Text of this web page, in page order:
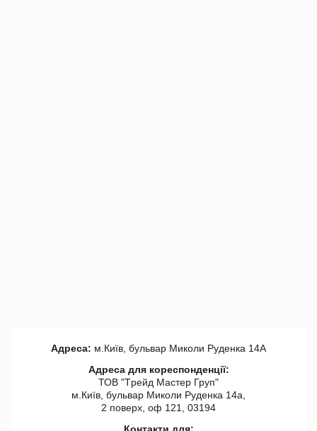
Адреса: м.Київ, бульвар Миколи Руденка 14А
Адреса для кореспонденції:
ТОВ "Tрейд Мастер Груп"
м.Київ, бульвар Миколи Руденка 14а,
2 поверх, оф 121, 03194